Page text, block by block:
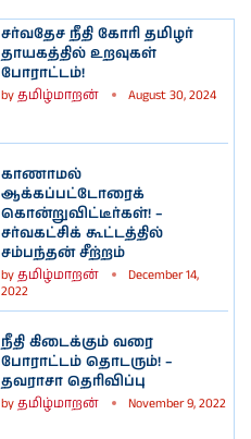
சர்வதேச நீதி கோரி தமிழர்
தாயகத்தில் உறவுகள்
போராட்டம்!
byதமிழ்மாறன் August 30, 2024
காணாமல்
ஆக்கப்பட்டோரைக்
கொன்றுவிட்டீர்கள்! –
சர்வகட்சிக் கூட்டத்தில்
சம்பந்தன் சீற்றம்
byதமிழ்மாறன்
December 14,
2022
நீதி கிடைக்கும் வரை
போராட்டம் தொடரும்! –
தவராசா தெரிவிப்பு
byதமிழ்மாறன் November 9, 2022